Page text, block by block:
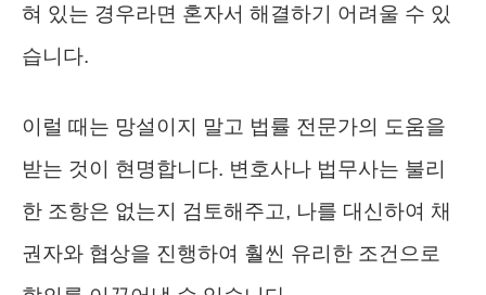
혀 있는 경우라면 혼자서 해결하기 어려울 수 있
습니다.
이럴 때는 망설이지 말고 법률 전문가의 도움을
받는 것이 현명합니다. 변호사나 법무사는 불리
한 조항은 없는지 검토해주고, 나를 대신하여 채
권자와 협상을 진행하여 훨씬 유리한 조건으로